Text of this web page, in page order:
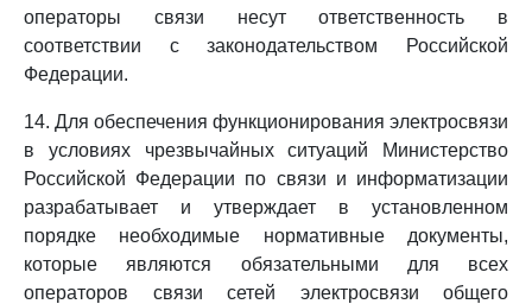
операторы связи несут ответственность в
соответствии с законодательством Российской
Федерации.
14. Для обеспечения функционирования электросвязи
в условиях чрезвычайных ситуаций Министерство
Российской Федерации по связи и информатизации
разрабатывает и утверждает в установленном
порядке необходимые нормативные документы,
которые являются обязательными для всех
операторов связи сетей электросвязи общего